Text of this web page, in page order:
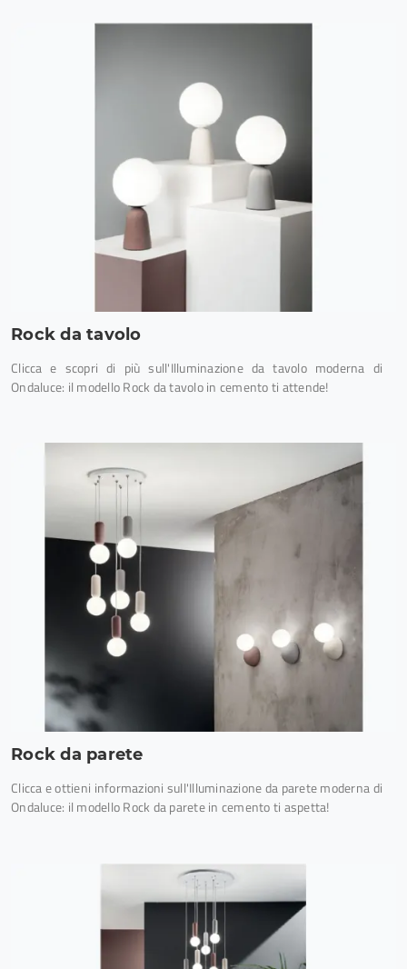
Rock da tavolo
Clicca e scopri di più sull'Illuminazione da tavolo moderna di
Ondaluce: il modello Rock da tavolo in cemento ti attende!
Rock da parete
Clicca e ottieni informazioni sull'Illuminazione da parete moderna di
Ondaluce: il modello Rock da parete in cemento ti aspetta!